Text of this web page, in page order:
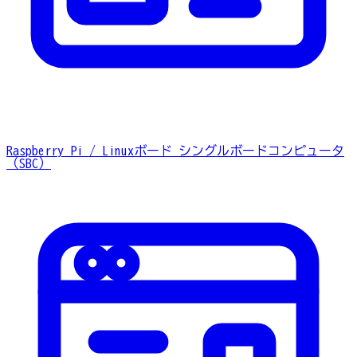
Raspberry Pi / Linuxボード
シングルボードコンピュータ
（SBC）